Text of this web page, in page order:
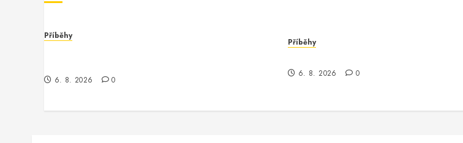
Příběhy
6. 8. 2026 0
Příběhy
6. 8. 2026 0